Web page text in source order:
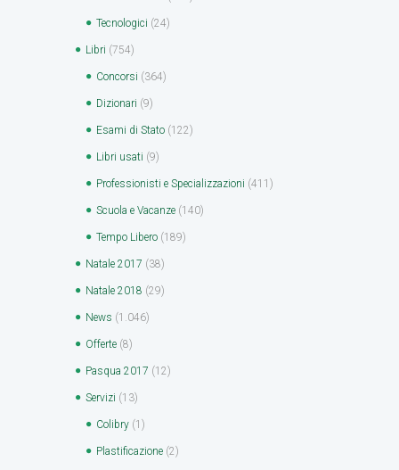
Tecnologici (24)
Libri (754)
Concorsi (364)
Dizionari (9)
Esami di Stato (122)
Libri usati (9)
Professionisti e Specializzazioni (411)
Scuola e Vacanze (140)
Tempo Libero (189)
Natale 2017 (38)
Natale 2018 (29)
News (1.046)
Offerte (8)
Pasqua 2017 (12)
Servizi (13)
Colibry (1)
Plastificazione (2)